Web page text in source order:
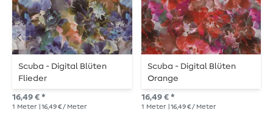
Scuba - Digital Blüten
Flieder
16,49 € *
1 Meter | 16,49 € / Meter
Scuba - Digital Blüten
Orange
16,49 € *
1 Meter | 16,49 € / Meter